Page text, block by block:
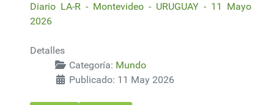
Diario LA-R - Montevideo - URUGUAY - 11 Mayo
2026
Detalles
Categoría: Mundo
Publicado: 11 May 2026